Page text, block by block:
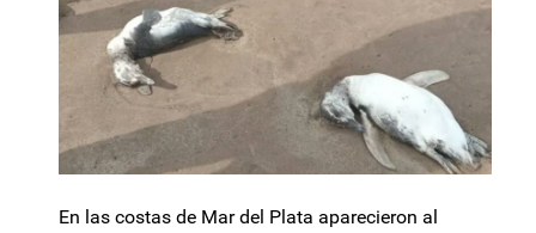
En las costas de Mar del Plata aparecieron al